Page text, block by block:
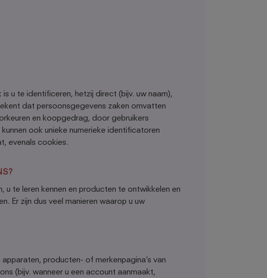
u te identificeren, hetzij direct (bijv. uw naam),
dat persoonsgegevens zaken omvatten
en koopgedrag, door gebruikers
ook unieke numerieke identificatoren
evenals cookies.
te leren kennen en producten te ontwikkelen en
Er zijn dus veel manieren waarop u uw
producten- of merkenpagina’s van
(bijv. wanneer u een account aanmaakt,